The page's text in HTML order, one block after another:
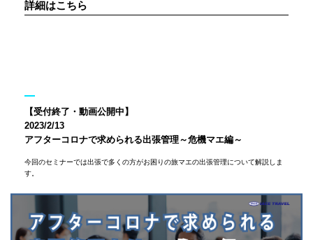
詳細はこちら
【受付終了・動画公開中】
2023/2/13
アフターコロナで求められる出張管理～危機マエ編～
今回のセミナーでは出張で多くの方がお困りの旅マエの出張管理について解説しま
す。